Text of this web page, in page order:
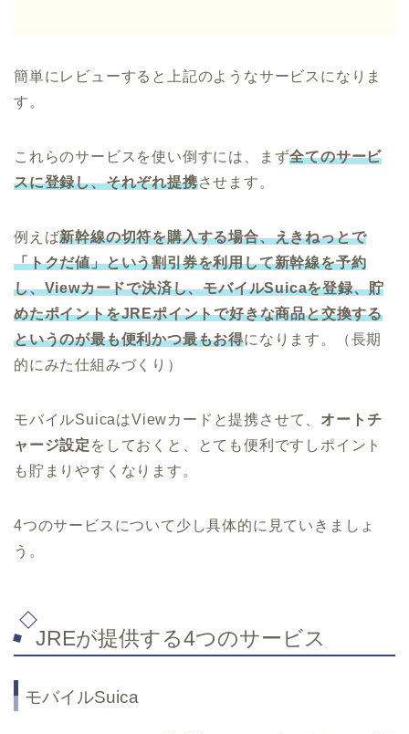
簡単にレビューすると上記のようなサービスになりま
す。
これらのサービスを使い倒すには、まず全てのサービ
スに登録し、それぞれ提携させます。
例えば新幹線の切符を購入する場合、えきねっとで
「トクだ値」という割引券を利用して新幹線を予約
し、Viewカードで決済し、モバイルSuicaを登録、貯
めたポイントをJREポイントで好きな商品と交換する
というのが最も便利かつ最もお得になります。（長期
的にみた仕組みづくり）
モバイルSuicaはViewカードと提携させて、 オートチ
ャージ設定 をしておくと、とても便利ですしポイント
も貯まりやすくなります。
4つのサービスについて少し具体的に見ていきましょ
う。
JREが提供する4つのサービス
モバイルSuica